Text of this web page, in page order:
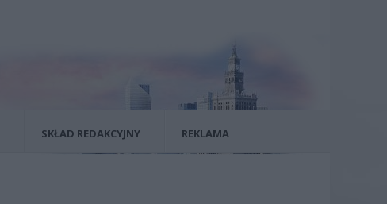
SKŁAD REDAKCYJNY REKLAMA